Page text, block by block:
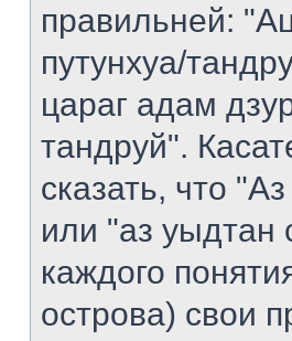
правильней:
путунхуа/
цараг адам
тандруй".
сказать, что
или "аз
каждого
острова) свои